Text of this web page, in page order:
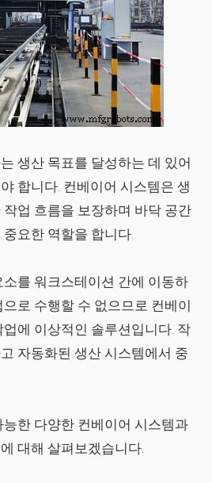
생산 목표를 달성하는 데 있어
합니다. 컨베이어 시스템은 생
업 흐름을 보장하며 바닥 공간
요한 역할을 합니다.
를 워크스테이션 간에 이동하
로 수행할 수 없으므로 컨베이
에 이상적인 솔루션입니다. 작
자동화된 생산 시스템에서 중
한 다양한 컨베이어 시스템과
대해 살펴보겠습니다.